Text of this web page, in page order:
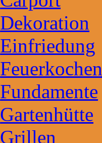
Dekoration
Einfriedung
Feuerkochen
Fundamente
Gartenhütte
Grillen